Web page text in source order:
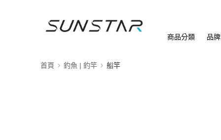
商品分類 品
首頁 釣魚 | 釣竿 船竿